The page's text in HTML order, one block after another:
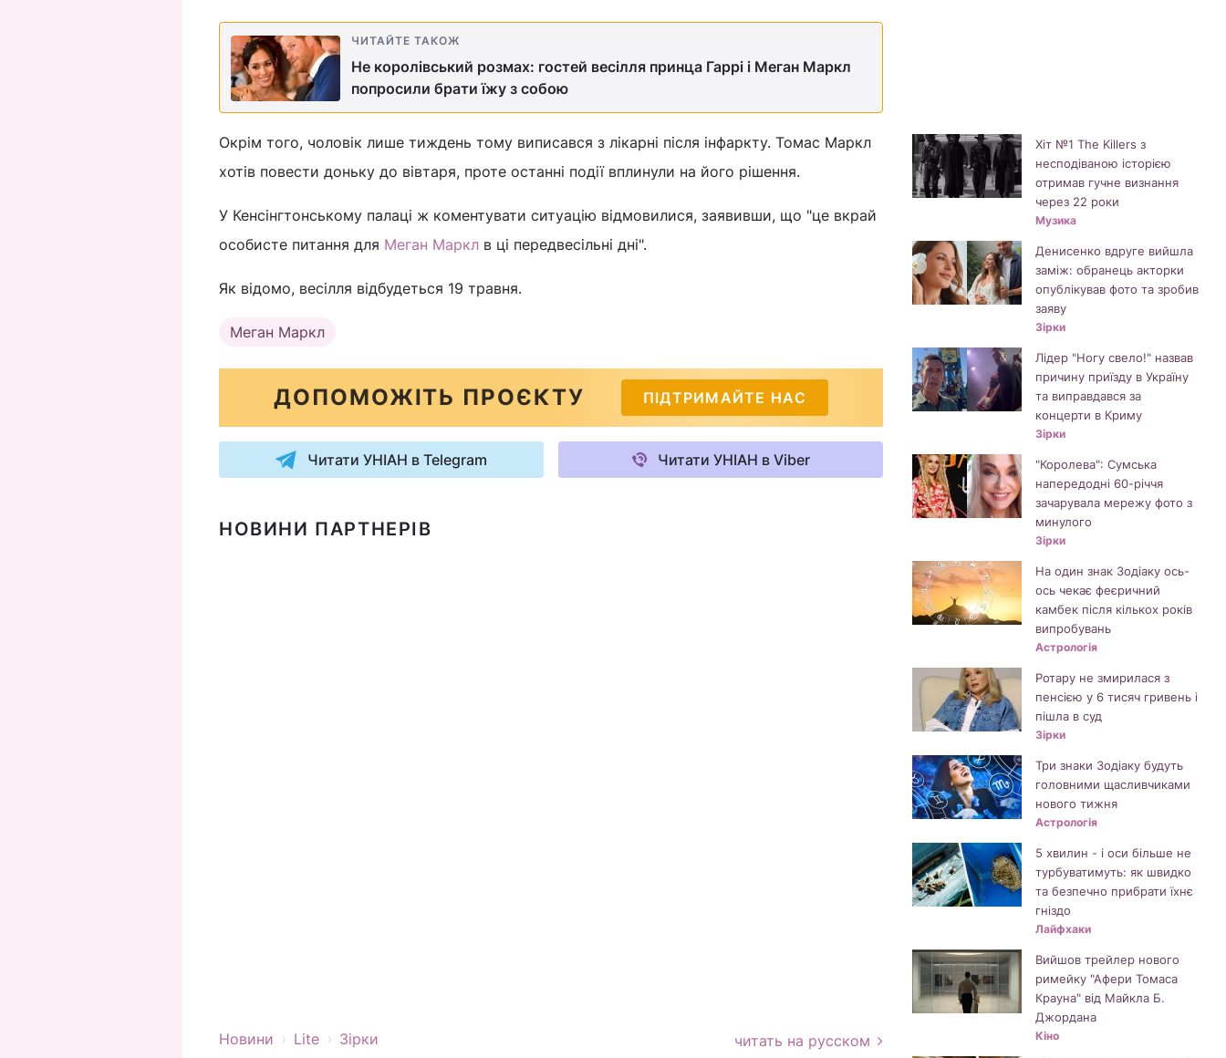
ЧИТАЙТЕ ТАКОЖ
Не королівський розмах: гостей весілля принца Гаррі і Меган Маркл
попросили брати їжу з собою
Окрім того, чоловік лише тиждень тому виписався з лікарні після інфаркту. Томас Маркл
хотів повести доньку до вівтаря, проте останні події вплинули на його рішення.
У Кенсінгтонському палаці ж коментувати ситуацію відмовилися, заявивши, що "це вкрай
особисте питання для Меган Маркл в ці передвесільні дні".
Як відомо, весілля відбудеться 19 травня.
Меган Маркл
ДОПОМОЖІТЬ ПРОЄКТУ ПІДТРИМАЙТЕ НАС
Читати УНІАН в Telegram Читати УНІАН в Viber
НОВИНИ ПАРТНЕРІВ
Новини › Lite › Зірки читать на русском
Хіт №1 The Killers з
несподіваною історією
отримав гучне визнання
через 22 роки
Музика
Денисенко вдруге вийшла
заміж: обранець акторки
опублікував фото та зробив
заяву
Зірки
Лідер "Ногу свело!" назвав
причину приїзду в Україну
та виправдався за
концерти в Криму
Зірки
"Королева": Сумська
напередодні 60-річчя
зачарувала мережу фото з
минулого
Зірки
На один знак Зодіаку ось-
ось чекає феєричний
камбек після кількох років
випробувань
Астрологія
Ротару не змирилася з
пенсією у 6 тисяч гривень і
пішла в суд
Зірки
Три знаки Зодіаку будуть
головними щасливчиками
нового тижня
Астрологія
5 хвилин - і оси більше не
турбуватимуть: як швидко
та безпечно прибрати їхнє
гніздо
Лайфхаки
Вийшов трейлер нового
римейку "Афери Томаса
Крауна" від Майкла Б.
Джордана
Кіно